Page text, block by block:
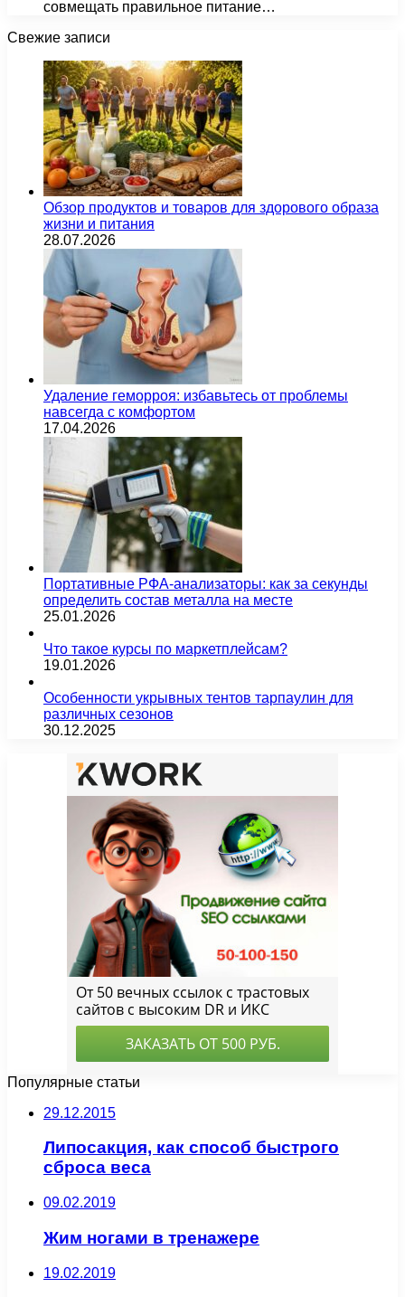
совмещать правильное питание…
Свежие записи
Обзор продуктов и товаров для здорового образа
жизни и питания
28.07.2026
Удаление геморроя: избавьтесь от проблемы
навсегда с комфортом
17.04.2026
Портативные РФА-анализаторы: как за секунды
определить состав металла на месте
25.01.2026
Что такое курсы по маркетплейсам?
19.01.2026
Особенности укрывных тентов тарпаулин для
различных сезонов
30.12.2025
Популярные статьи
29.12.2015
Липосакция, как способ быстрого
сброса веса
09.02.2019
Жим ногами в тренажере
19.02.2019